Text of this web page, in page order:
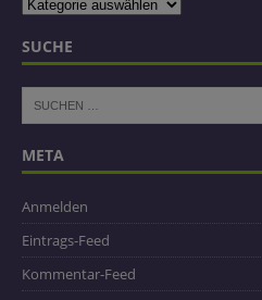
SUCHE
META
Anmelden
Eintrags-Feed
Kommentar-Feed